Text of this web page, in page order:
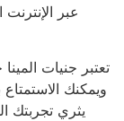
عبر
تعتبر جنيات
ويمكنك
يثري تجربتك